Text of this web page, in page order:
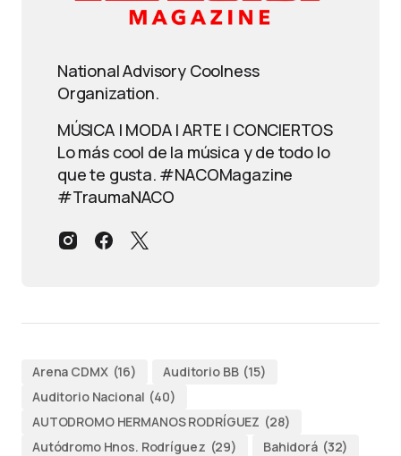
National Advisory Coolness
Organization.
MÚSICA | MODA | ARTE | CONCIERTOS
Lo más cool de la música y de todo lo
que te gusta. #NACOMagazine
#TraumaNACO
Arena CDMX (16) Auditorio BB (15)
Auditorio Nacional (40)
AUTODROMO HERMANOS RODRÍGUEZ (28)
Autódromo Hnos. Rodríguez (29) Bahidorá (32)